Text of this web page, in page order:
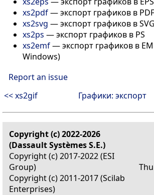
xs2pdf— экспорт графиков в PDF
xs2svg — экспорт графиков в SVG
xs2ps — экспорт графиков в PS
xs2emf— экспорт графиков в
Windows)
Report an issue
<< xs2gif
Графики: экспорт
Copyright (c) 2022-2026
(Dassault Systèmes S.E.)
Copyright (c) 2017-2022 (ESI
Group)
Copyright (c) 2011-2017 (Scilab
Enterprises)